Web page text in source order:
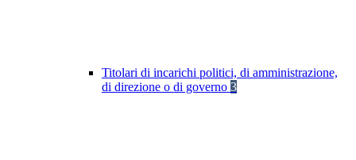
Titolari di incarichi politici, di amministrazione,
di direzione o di governo 3